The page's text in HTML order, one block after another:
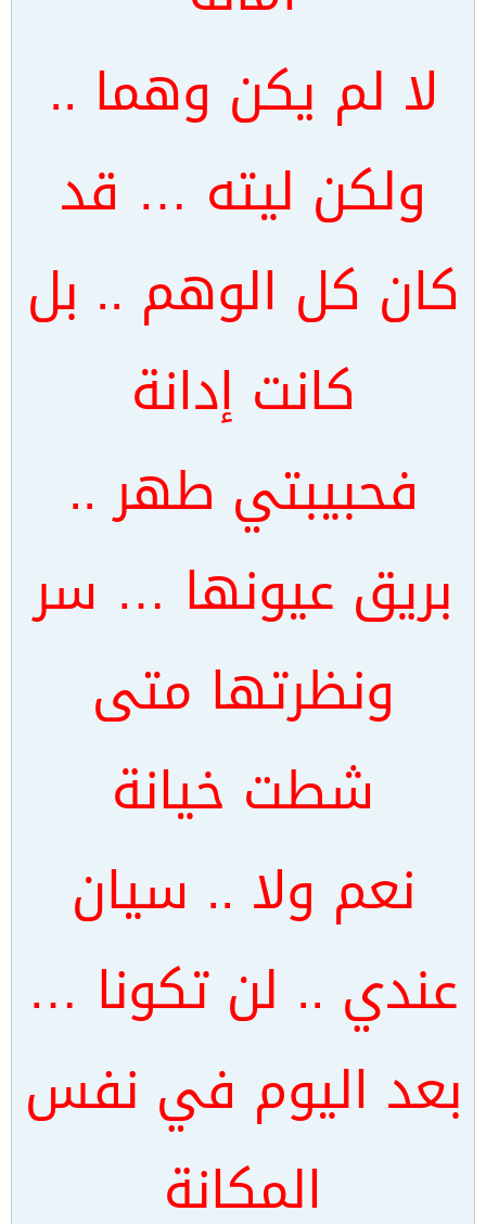
لا لم يكن وهما ..
ولكن ليته … قد
كان كل الوهم .. بل
كانت إدانة
فحبيبتي طهر ..
بريق عيونها … سر
ونظرتها متى
شطت خيانة
نعم ولا .. سيان
عندي .. لن تكونا …
بعد اليوم في نفس
المكانة